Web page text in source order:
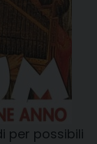
per possibili